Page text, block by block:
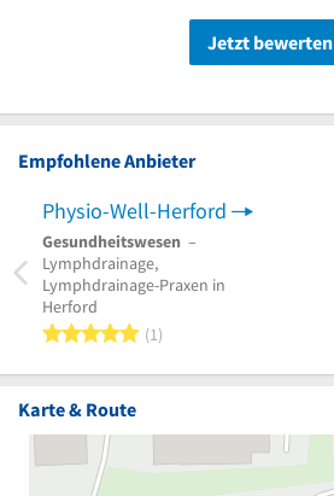
Jetzt bewerten
Empfohlene Anbieter
Physio-Well-Herford
Gesundheitswesen –
Lymphdrainage,
Lymphdrainage-Praxen in
Herford
5 von 5 Sternen
1
Karte & Route